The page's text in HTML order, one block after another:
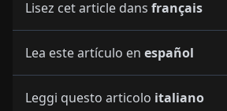
Lisez cet article dans français
Lea este artículo en español
Leggi questo articolo italiano